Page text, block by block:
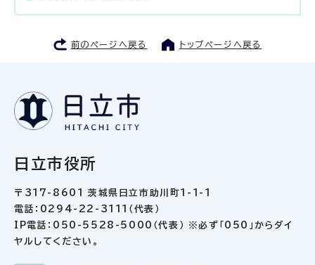
前のページへ戻る トップページへ戻る
日立市役所
〒317-8601 茨城県日立市助川町1-1-1
電話：0294-22-3111（代表）
IP電話：050-5528-5000（代表） ※必ず「050」からダイ
ヤルしてください。